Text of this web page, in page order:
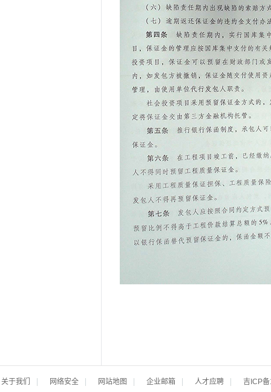
关于我们 网络安全 网站地图 企业邮箱 人才应聘 吉ICP